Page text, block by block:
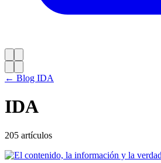
← Blog IDA
IDA
205 artículos